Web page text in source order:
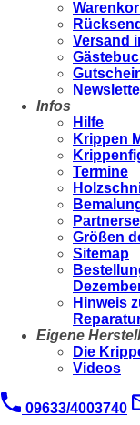
Versand
Infos
Hilfe
Krippen
Termine
Größen
Sitemap
Hinweis
Eigene
Die
Videos
09633/4003740